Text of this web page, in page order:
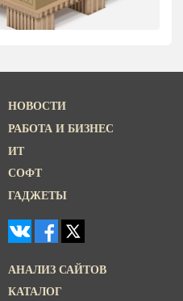
НОВОСТИ
РАБОТА И БИЗНЕС
ИТ
СОФТ
ГАДЖЕТЫ
АНАЛИЗ САЙТОВ
КАТАЛОГ